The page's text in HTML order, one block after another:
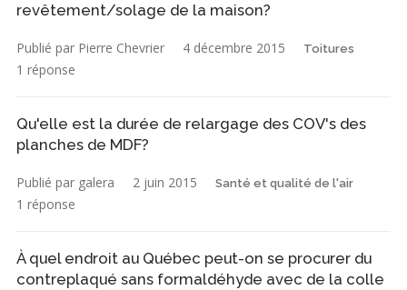
revêtement/solage de la maison?
Publié par Pierre Chevrier 4 décembre 2015 Toitures
1 réponse
Qu'elle est la durée de relargage des COV's des
planches de MDF?
Publié par galera 2 juin 2015 Santé et qualité de l'air
1 réponse
À quel endroit au Québec peut-on se procurer du
contreplaqué sans formaldéhyde avec de la colle